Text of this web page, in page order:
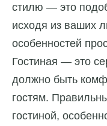
стилю — это
исходя из ваших
особенностей
Гостиная — это
должно быть
гостям.
гостиной,